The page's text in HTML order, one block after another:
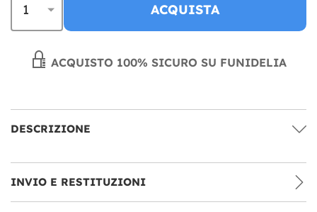
ACQUISTA
ACQUISTO 100% SICURO SU FUNIDELIA
DESCRIZIONE
INVIO E RESTITUZIONI